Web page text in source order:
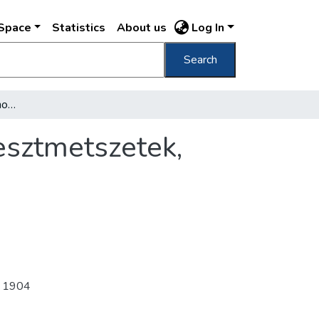
Statistics About us Log In
Search
A Mátyásföldi templom, hosszmetszet, keresztmetszetek, oldalnézet, alaprajzok
1904